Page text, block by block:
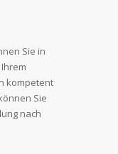
Sie in
kompetent
Sie
nach